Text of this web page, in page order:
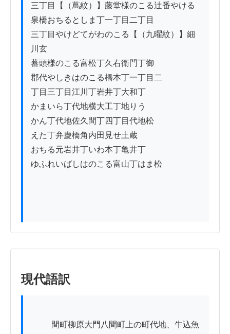
三丁目【（蔦紋）】藤堂様のこる辻番やける
泉橋おちるとしま丁一丁目二丁目
三丁目やけどてがわのこる【（九曜紋）】細
川玄
蕃頭様のこる富松丁久右衛門丁御
郡代やしきはのこる橋本丁一丁目二
丁目三丁目江川丁岩井丁大和丁
かまいら丁代地横大工丁地りう
かん丁代地佐久間丁四丁目代地松
えた丁弁慶橋角内田見せ土蔵
おちる元岩井丁いわ本丁亀井丁
ゆふれいばしはのこる富山丁はま松
現代語訳